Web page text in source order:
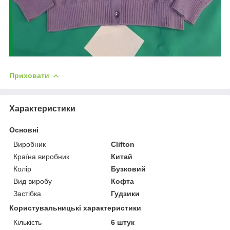
Приховати
Характеристики
Основні
Виробник
Clifton
Країна виробник
Китай
Колір
Бузковий
Вид виробу
Кофта
Застібка
Гудзики
Користувальницькі характеристики
Кількість
6 штук